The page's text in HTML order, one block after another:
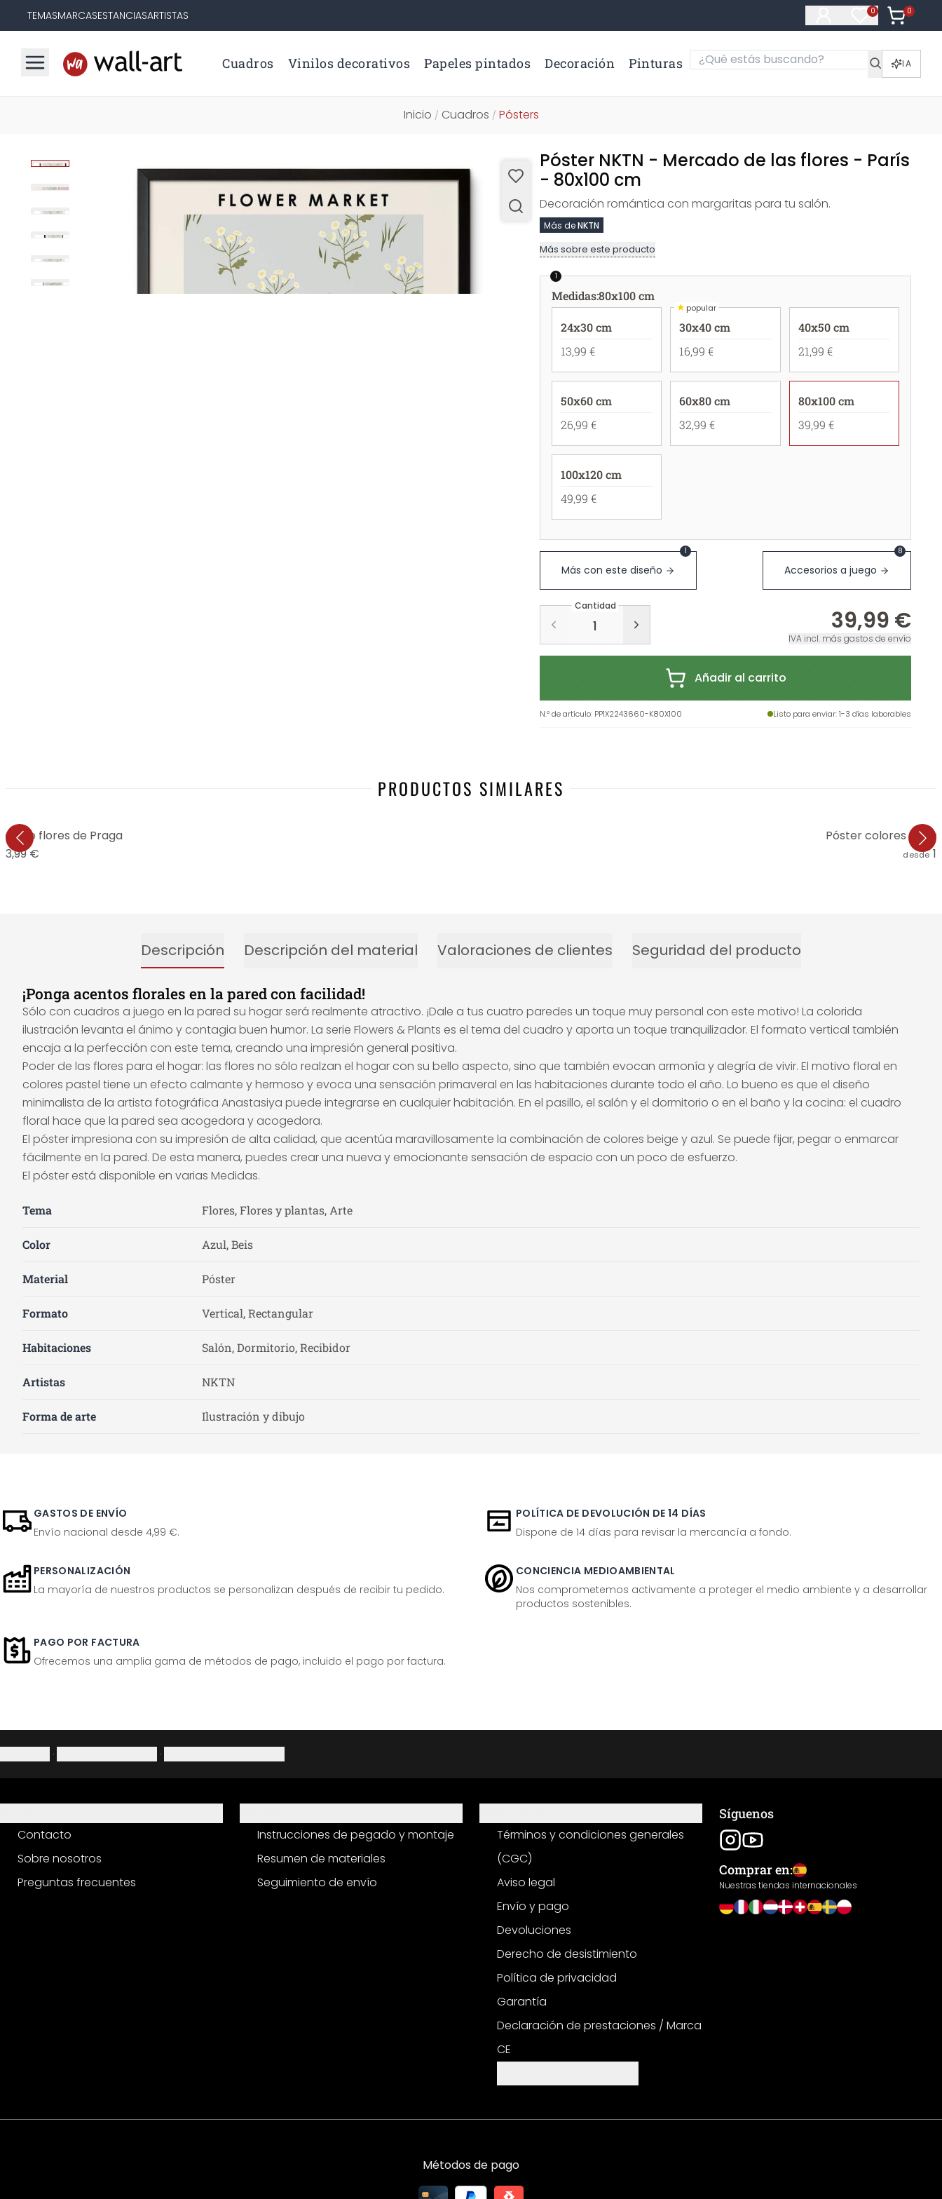
TEMASMARCASESTANCIASARTISTAS 0
Artículos en
0
Artículos
Cuadros Vinilos decorativos Papeles pintados Decoración Pinturas IA
Inicio / Cuadros / Pósters
Póster NKTN - Mercado de las flores - París
- 80x100 cm
Decoración romántica con margaritas para tu salón.
Más deNKTN
Más sobre este producto
1
Medidas:80x100 cm
24x30 cm
13,99 €
★popular
30x40 cm
16,99 €
40x50 cm
21,99 €
50x60 cm
26,99 €
60x80 cm
32,99 €
80x100 cm
39,99 €
100x120 cm
49,99 €
Más con este diseño
1
Accesorios a juego
8
Cantidad
39,99 €
IVA incl. más gastos de envío
Añadir al carrito
N.º de artículo: PP1X2243660-K80X100 Listo para enviar: 1-3 días laborables
PRODUCTOS SIMILARES
de flores de Praga
13,99 €
Póster colores
desde
Descripción Descripción del material Valoraciones de clientes Seguridad del producto
¡Ponga acentos florales en la pared con facilidad!
Sólo con cuadros a juego en la pared su hogar será realmente atractivo. ¡Dale a tus cuatro paredes un toque muy personal con este motivo! La colorida
ilustración levanta el ánimo y contagia buen humor. La serie Flowers & Plants es el tema del cuadro y aporta un toque tranquilizador. El formato vertical también
encaja a la perfección con este tema, creando una impresión general positiva.
Poder de las flores para el hogar: las flores no sólo realzan el hogar con su bello aspecto, sino que también evocan armonía y alegría de vivir. El motivo floral en
colores pastel tiene un efecto calmante y hermoso y evoca una sensación primaveral en las habitaciones durante todo el año. Lo bueno es que el diseño
minimalista de la artista fotográfica Anastasiya puede integrarse en cualquier habitación. En el pasillo, el salón y el dormitorio o en el baño y la cocina: el cuadro
floral hace que la pared sea acogedora y acogedora.
El póster impresiona con su impresión de alta calidad, que acentúa maravillosamente la combinación de colores beige y azul. Se puede fijar, pegar o enmarcar
fácilmente en la pared. De esta manera, puedes crear una nueva y emocionante sensación de espacio con un poco de esfuerzo.
El póster está disponible en varias Medidas.
Tema Flores, Flores y plantas, Arte
Color Azul, Beis
Material Póster
Formato Vertical, Rectangular
Habitaciones Salón, Dormitorio, Recibidor
Artistas NKTN
Forma de arte Ilustración y dibujo
GASTOS DE ENVÍO
Envío nacional desde 4,99 €.
POLÍTICA DE DEVOLUCIÓN DE 14 DÍAS
Dispone de 14 días para revisar la mercancía a fondo.
PERSONALIZACIÓN
La mayoría de nuestros productos se personalizan después de recibir tu pedido.
CONCIENCIA MEDIOAMBIENTAL
Nos comprometemos activamente a proteger el medio ambiente y a desarrollar
productos sostenibles.
PAGO POR FACTURA
Ofrecemos una amplia gama de métodos de pago, incluido el pago por factura.
· ·
Contacto
Sobre nosotros
Preguntas frecuentes
Instrucciones de pegado y montaje
Resumen de materiales
Seguimiento de envío
Términos y condiciones generales
(CGC)
Aviso legal
Envío y pago
Devoluciones
Derecho de desistimiento
Política de privacidad
Garantía
Declaración de prestaciones / Marca
CE
Síguenos
Comprar en:
Nuestras tiendas internacionales
Métodos de pago